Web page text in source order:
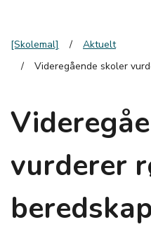
[Skolemal]
Aktuelt
Videregående skoler
vurderer